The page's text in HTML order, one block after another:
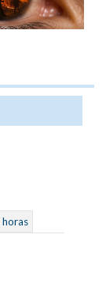
horas